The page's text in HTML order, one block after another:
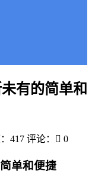
有的简单和
417 评论： 0
单和便捷